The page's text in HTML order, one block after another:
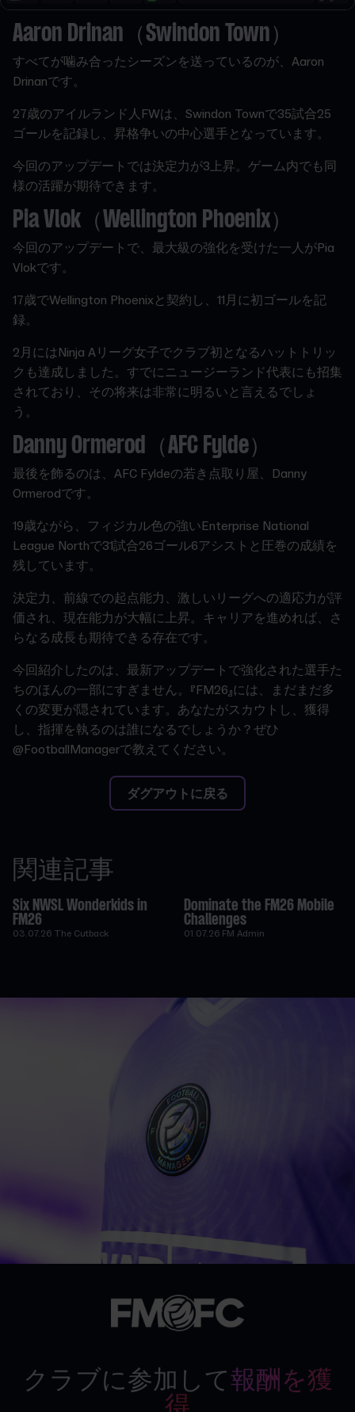
Aaron Drinan（Swindon Town）
すべてが噛み合ったシーズンを送っているのが、Aaron
Drinanです。
27歳のアイルランド人FWは、Swindon Townで35試合25
ゴールを記録し、昇格争いの中心選手となっています。
今回のアップデートでは決定力が3上昇。ゲーム内でも同
様の活躍が期待できます。
Pia Vlok（Wellington Phoenix）
今回のアップデートで、最大級の強化を受けた一人がPia
Vlokです。
17歳でWellington Phoenixと契約し、11月に初ゴールを記
録。
2月にはNinja Aリーグ女子でクラブ初となるハットトリッ
クも達成しました。すでにニュージーランド代表にも招集
されており、その将来は非常に明るいと言えるでしょ
う。
Danny Ormerod（AFC Fylde）
最後を飾るのは、AFC Fyldeの若き点取り屋、Danny
Ormerodです。
19歳ながら、フィジカル色の強いEnterprise National
League Northで31試合26ゴール6アシストと圧巻の成績を
残しています。
決定力、前線での起点能力、激しいリーグへの適応力が評
価され、現在能力が大幅に上昇。キャリアを進めれば、さ
らなる成長も期待できる存在です。
今回紹介したのは、最新アップデートで強化された選手た
ちのほんの一部にすぎません。『FM26』には、まだまだ多
くの変更が隠されています。あなたがスカウトし、獲得
し、指揮を執るのは誰になるでしょうか？ぜひ
@FootballManagerで教えてください。
ダグアウトに戻る
関連記事
Six NWSL Wonderkids in
FM26
03.07.26 The Cutback
Dominate the FM26 Mobile
Challenges
01.07.26 FM Admin
クラブに参加して報酬を獲